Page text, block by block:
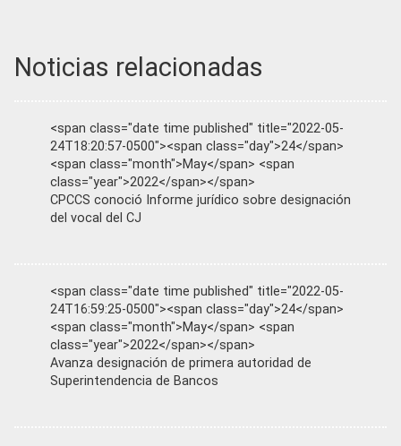
Noticias relacionadas
<span class="date time published" title="2022-05-
24T18:20:57-0500"><span class="day">24</span>
<span class="month">May</span> <span
class="year">2022</span></span>
CPCCS conoció Informe jurídico sobre designación
del vocal del CJ
<span class="date time published" title="2022-05-
24T16:59:25-0500"><span class="day">24</span>
<span class="month">May</span> <span
class="year">2022</span></span>
Avanza designación de primera autoridad de
Superintendencia de Bancos